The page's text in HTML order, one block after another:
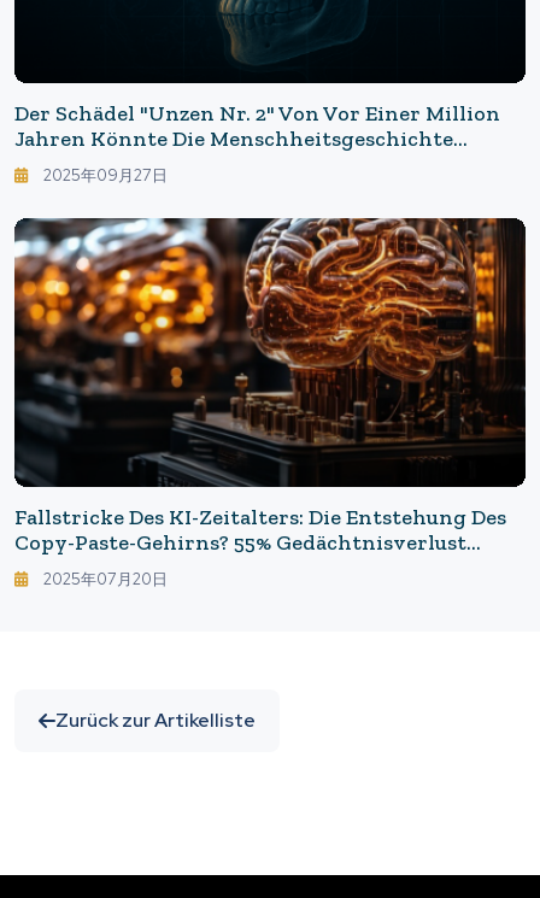
Der Schädel "Unzen Nr. 2" Von Vor Einer Million
Jahren Könnte Die Menschheitsgeschichte
Umschreiben — Führt Der Ursprung Auf Asien
Zurück?
2025年09月27日
Fallstricke Des KI-Zeitalters: Die Entstehung Des
Copy-Paste-Gehirns? 55% Gedächtnisverlust
Durch Langfristige Nutzung Von ChatGPT
2025年07月20日
Zurück zur Artikelliste